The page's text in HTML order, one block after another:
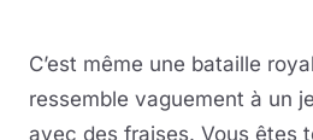
C’est même une bataille
ressemble vaguement à un
avec des fraises. Vous êtes